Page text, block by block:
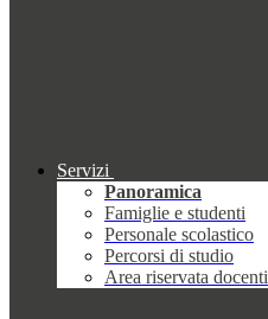
Servizi
Panoramica
Famiglie e studenti
Personale scolastico
Percorsi di studio
Area riservata docenti